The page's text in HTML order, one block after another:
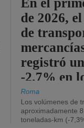
En el
de 2026,
de
registró
-2,7% en
Roma
Los volúmenes de
aproximadamente
toneladas-km (-